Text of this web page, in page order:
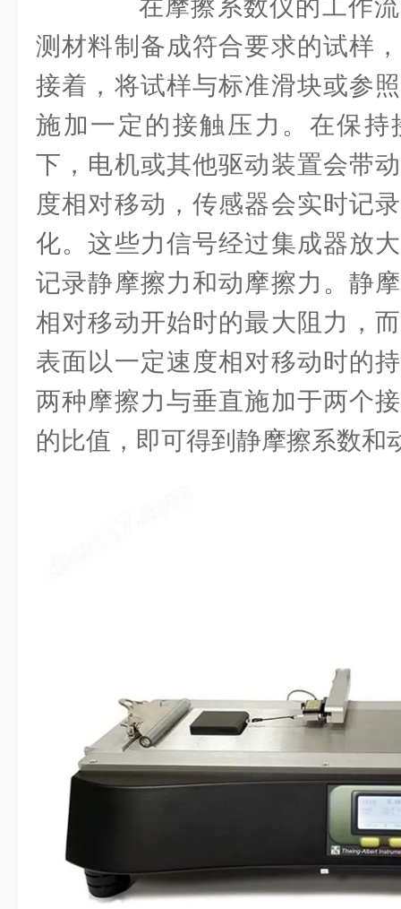
在摩擦系数仪的工作流
测材料制备成符合要求的试样
接着，将试样与标准滑块或参
施加一定的接触压力。在保持
下，电机或其他驱动装置会带
度相对移动，传感器会实时记
化。这些力信号经过集成器放
记录静摩擦力和动摩擦力。静
相对移动开始时的最大阻力，
表面以一定速度相对移动时的
两种摩擦力与垂直施加于两个
的比值，即可得到静摩擦系数和